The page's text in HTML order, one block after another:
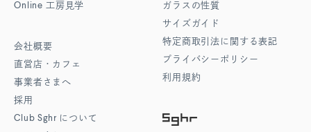
Online 工房見学
会社概要
直営店・カフェ
事業者さまへ
採用
Club Sghr について
ガラスの性質
サイズガイド
特定商取引法に関する表記
プライバシーポリシー
利用規約